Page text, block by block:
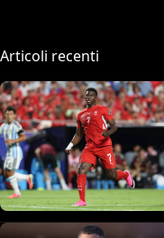
Articoli recenti